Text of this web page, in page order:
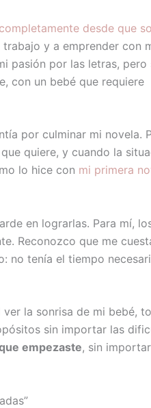
desde que
y a emprender con
pasión por las letras, pero
con un bebé que requiere
por culminar mi novela.
quiere, y cuando la
lo hice con mi primera
en lograrlas. Para mí,
Reconozco que me
no tenía el tiempo
la sonrisa de mi bebé,
sin importar las
empezaste, sin